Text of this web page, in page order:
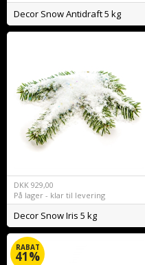
Decor Snow Antidraft 5 kg
DKK 929,00
På lager - klar til levering
Decor Snow Iris 5 kg
RABAT
41%